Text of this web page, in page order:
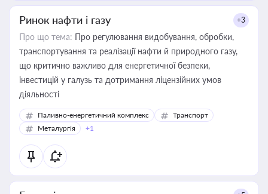
Ринок нафти і газу +3
Про що тема: Про регулювання видобування, обробки,
транспортування та реалізації нафти й природного газу,
що критично важливо для енергетичної безпеки,
інвестицій у галузь та дотримання ліцензійних умов
діяльності
Паливно-енергетичний комплекс
Транспорт
Металургія
+1